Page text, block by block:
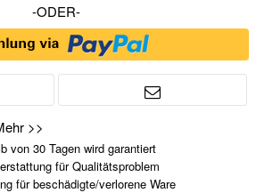
-ODER-
>>
von 30 Tagen wird garantiert
für Qualitätsproblem
für beschädigte/verlorene Ware